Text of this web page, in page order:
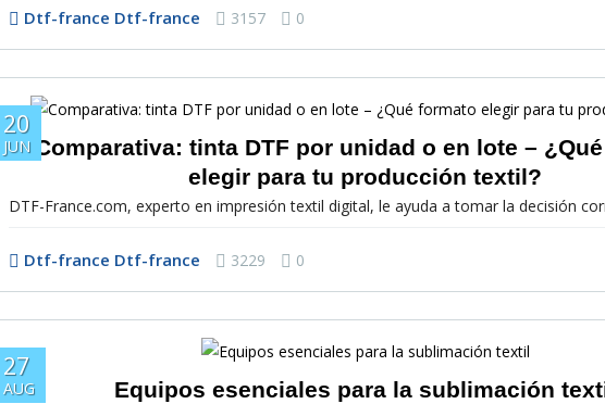
Dtf-france Dtf-france 3157 0
20
JUN Comparativa: tinta DTF por unidad o en lote –
elegir para tu producción textil?
DTF-France.com, experto en impresión textil digital, le ayuda a tomar la decisión
Dtf-france Dtf-france 3229 0
27
AUG Equipos esenciales para la sublimación